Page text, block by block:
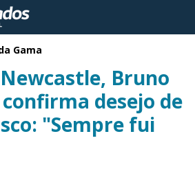
Gama
Bruno
desejo de
"Sempre fui